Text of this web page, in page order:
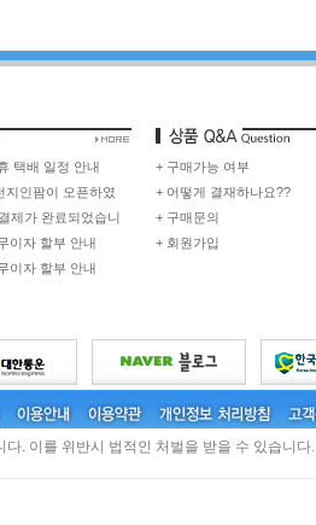
택배 일정 안내
지인팜이 오픈하였
제가 완료되었습니
이자 할부 안내
이자 할부 안내
+ 구매가능 여부
+ 어떻게 결재하나요??
+ 구매문의
+ 회원가입
. 이를 위반시 법적인 처벌을 받을 수 있습니다.